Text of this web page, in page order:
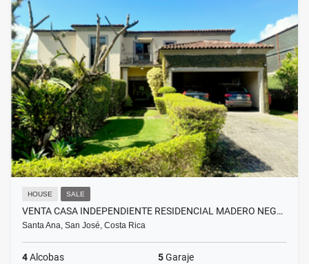
HOUSE SALE
VENTA CASA INDEPENDIENTE RESIDENCIAL MADERO NEG…
Santa Ana, San José, Costa Rica
4Alcobas 5Garaje